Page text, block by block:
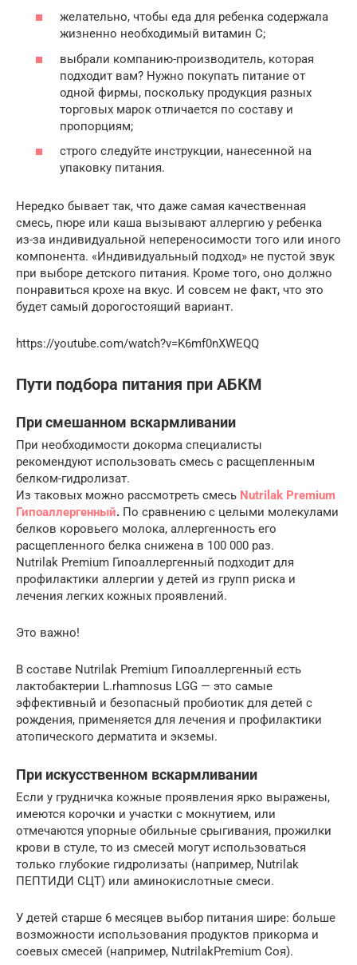
желательно, чтобы еда для ребенка содержала
жизненно необходимый витамин С;
выбрали компанию-производитель, которая
подходит вам? Нужно покупать питание от
одной фирмы, поскольку продукция разных
торговых марок отличается по составу и
пропорциям;
строго следуйте инструкции, нанесенной на
упаковку питания.
Нередко бывает так, что даже самая качественная
смесь, пюре или каша вызывают аллергию у ребенка
из-за индивидуальной непереносимости того или иного
компонента. «Индивидуальный подход» не пустой звук
при выборе детского питания. Кроме того, оно должно
понравиться крохе на вкус. И совсем не факт, что это
будет самый дорогостоящий вариант.
https://youtube.com/watch?v=K6mf0nXWEQQ
Пути подбора питания при АБКМ
При смешанном вскармливании
При необходимости докорма специалисты
рекомендуют использовать смесь с расщепленным
белком-гидролизат.
Из таковых можно рассмотреть смесь Nutrilak Premium
Гипоаллергенный. По сравнению с целыми молекулами
белков коровьего молока, аллергенность его
расщепленного белка снижена в 100 000 раз.
Nutrilak Premium Гипоаллергенный подходит для
профилактики аллергии у детей из групп риска и
лечения легких кожных проявлений.
Это важно!
В составе Nutrilak Premium Гипоаллергенный есть
лактобактерии L.rhamnosus LGG — это самые
эффективный и безопасный пробиотик для детей с
рождения, применяется для лечения и профилактики
атопического дерматита и экземы.
При искусственном вскармливании
Если у грудничка кожные проявления ярко выражены,
имеются корочки и участки с мокнутием, или
отмечаются упорные обильные срыгивания, прожилки
крови в стуле, то из смесей могут использоваться
только глубокие гидролизаты (например, Nutrilak
ПЕПТИДИ СЦТ) или аминокислотные смеси.
У детей старше 6 месяцев выбор питания шире: больше
возможности использования продуктов прикорма и
соевых смесей (например, NutrilakPremium Соя).